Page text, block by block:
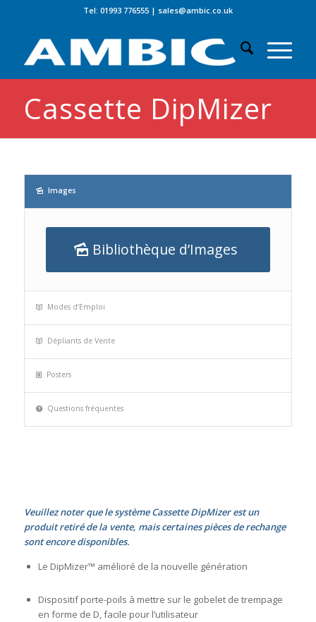
Tel: 01993 776555| sales@ambic.co.uk
Cassette DipMizer
Images
Bibliothèque d’Images
Modes d’Emploi
Dépliants de Vente
Posters
Questions fréquentes
Veuillez noter que le système Cassette DipMizer est un
produit retiré de la vente, mais certaines pièces de rechange
sont encore disponibles.
Le DipMizer™ amélioré de la nouvelle génération
Dispositif porte-poils à mettre sur le gobelet de trempage
en forme de D, facile pour l’utilisateur